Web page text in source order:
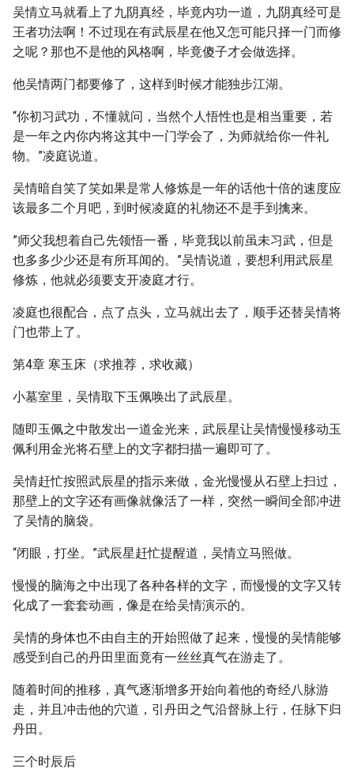
吴情立马就看上了九阴真经，毕竟内功一道，九阴真经可是
王者功法啊！不过现在有武辰星在他又怎可能只择一门而修
之呢？那也不是他的风格啊，毕竟傻子才会做选择。
他吴情两门都要修了，这样到时候才能独步江湖。
“你初习武功，不懂就问，当然个人悟性也是相当重要，若
是一年之内你内将这其中一门学会了，为师就给你一件礼
物。”凌庭说道。
吴情暗自笑了笑如果是常人修炼是一年的话他十倍的速度应
该最多二个月吧，到时候凌庭的礼物还不是手到擒来。
”师父我想着自己先领悟一番，毕竟我以前虽未习武，但是
也多多少少还是有所耳闻的。”吴情说道，要想利用武辰星
修炼，他就必须要支开凌庭才行。
凌庭也很配合，点了点头，立马就出去了，顺手还替吴情将
门也带上了。
第4章 寒玉床（求推荐，求收藏）
小墓室里，吴情取下玉佩唤出了武辰星。
随即玉佩之中散发出一道金光来，武辰星让吴情慢慢移动玉
佩利用金光将石壁上的文字都扫描一遍即可了。
吴情赶忙按照武辰星的指示来做，金光慢慢从石壁上扫过，
那壁上的文字还有画像就像活了一样，突然一瞬间全部冲进
了吴情的脑袋。
“闭眼，打坐。”武辰星赶忙提醒道，吴情立马照做。
慢慢的脑海之中出现了各种各样的文字，而慢慢的文字又转
化成了一套套动画，像是在给吴情演示的。
吴情的身体也不由自主的开始照做了起来，慢慢的吴情能够
感受到自己的丹田里面竟有一丝丝真气在游走了。
随着时间的推移，真气逐渐增多开始向着他的奇经八脉游
走，并且冲击他的穴道，引丹田之气沿督脉上行，任脉下归
丹田。
三个时辰后